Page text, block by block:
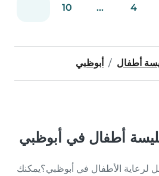
4
...
10
أطفال أبوظبي
أطفال في أبوظبي
الأطفال في أبوظبي؟يمكنك